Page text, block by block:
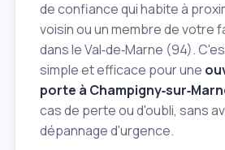
de confiance qui habite à
voisin ou un membre de votre
dans le Val‑de‑Marne (94).
simple et efficace pour une
porte à
cas de perte ou d'oubli, sans
dépannage d'urgence.